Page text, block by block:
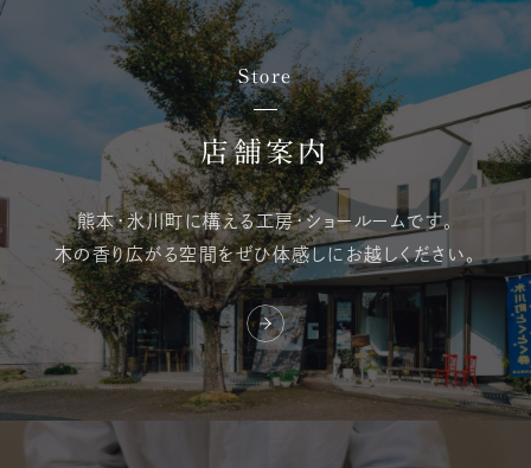
Store
店舗案内
熊本・氷川町に構える工房・ショールームです。
木の香り広がる空間をぜひ体感しにお越しください。